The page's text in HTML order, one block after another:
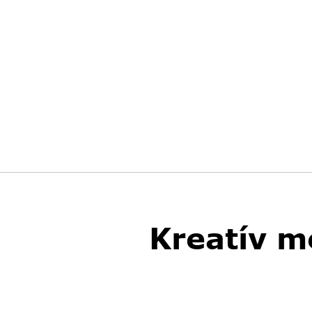
Kreatív